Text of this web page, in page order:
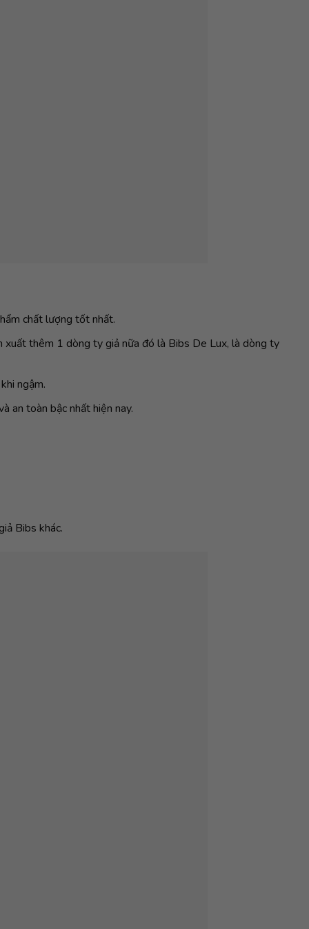
chất lượng tốt nhất.
xuất thêm 1 dòng ty giả nữa đó là Bibs De Lux, là dòng ty
ngậm.
an toàn bậc nhất hiện nay.
Bibs khác.